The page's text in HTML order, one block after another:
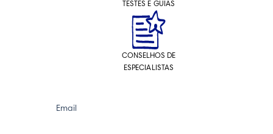
TESTES E GUIAS
CONSELHOS DE
ESPECIALISTAS
Email